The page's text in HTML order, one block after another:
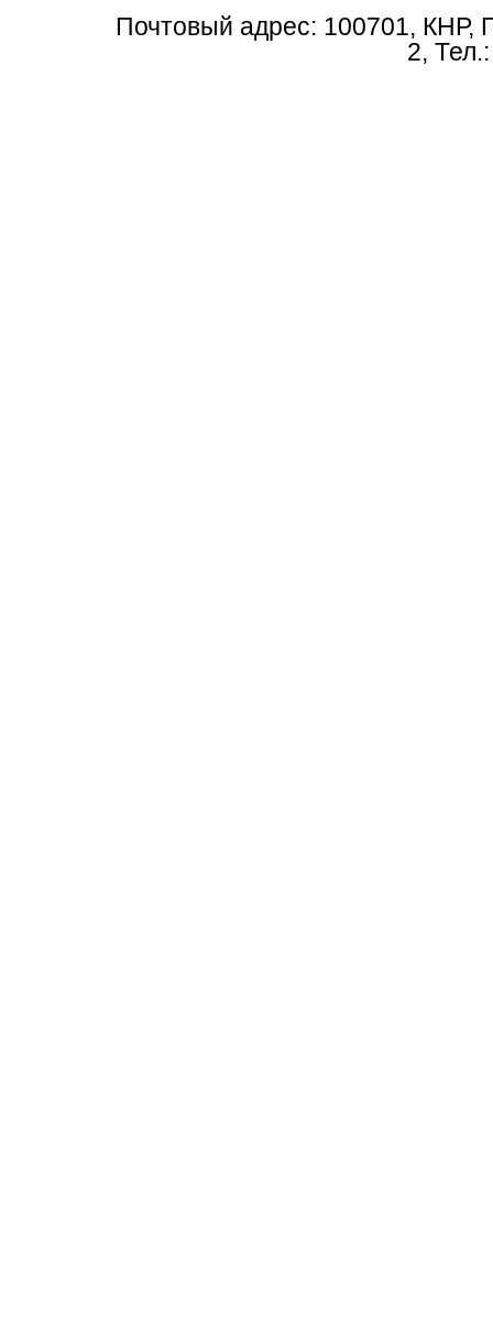
Почтовый адрес: 100701, КНР,
2,